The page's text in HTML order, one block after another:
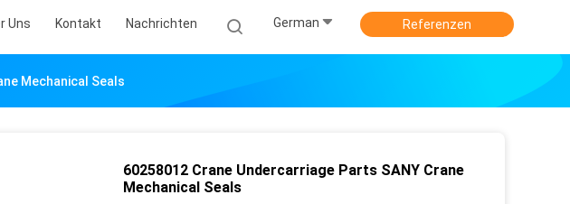
Uns Kontakt Nachrichten German Referenzen
Mechanical Seals
60258012 Crane Undercarriage Parts SANY Crane
Mechanical Seals